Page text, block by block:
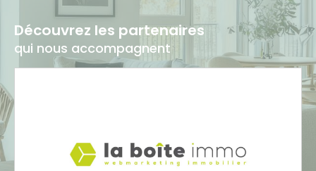
Découvrez les partenaires
qui nous accompagnent